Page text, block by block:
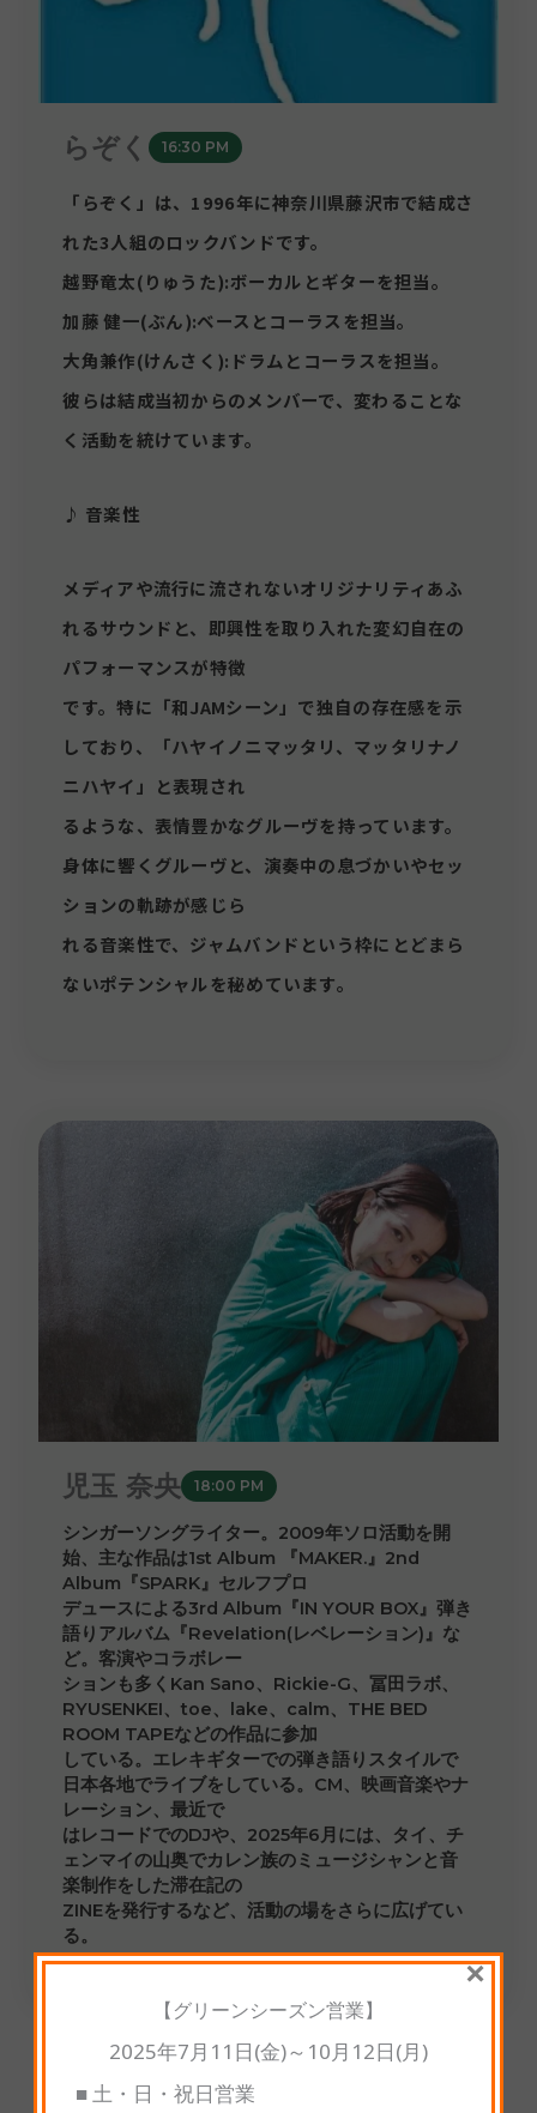
らぞく 16:30 PM
「らぞく」は、1996年に神奈川県藤沢市で結成さ
れた3人組のロックバンドです。
越野竜太(りゅうた):ボーカルとギターを担当。
加藤 健一(ぶん):ベースとコーラスを担当。
大角兼作(けんさく):ドラムとコーラスを担当。
彼らは結成当初からのメンバーで、変わることな
く活動を統けています。
♪ 音楽性
メディアや流行に流されないオリジナリティあふ
れるサウンドと、即興性を取り入れた変幻自在の
パフォーマンスが特徴
です。特に「和JAMシーン」で独自の存在感を示
しており、「ハヤイノニマッタリ、マッタリナノ
ニハヤイ」と表現され
るような、表情豊かなグルーヴを持っています。
身体に響くグルーヴと、演奏中の息づかいやセッ
ションの軌跡が感じら
れる音楽性で、ジャムバンドという枠にとどまら
ないポテンシャルを秘めています。
児玉 奈央 18:00 PM
シンガーソングライター。2009年ソロ活動を開
始、主な作品は1st Album 『MAKER.』2nd
Album『SPARK』セルフプロ
デュースによる3rd Album『IN YOUR BOX』弾き
語りアルバム『Revelation(レベレーション)』な
ど。客演やコラボレー
ションも多くKan Sano、Rickie-G、冨田ラボ、
RYUSENKEI、toe、lake、calm、THE BED
ROOM TAPEなどの作品に参加
している。エレキギターでの弾き語りスタイルで
日本各地でライブをしている。CM、映画音楽やナ
レーション、最近で
はレコードでのDJや、2025年6月には、タイ、チ
ェンマイの山奥でカレン族のミュージシャンと音
楽制作をした滞在記の
ZINEを発行するなど、活動の場をさらに広げてい
る。
【グリーンシーズン営業】
2025年7月11日(金)～10月12日(月)
■ 土・日・祝日営業
×